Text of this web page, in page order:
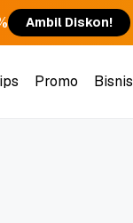
Ambil Diskon!
Promo
Bisnis